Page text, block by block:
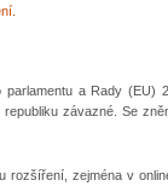
a Rady (EU)
závazné. Se
rozšíření, zejména v